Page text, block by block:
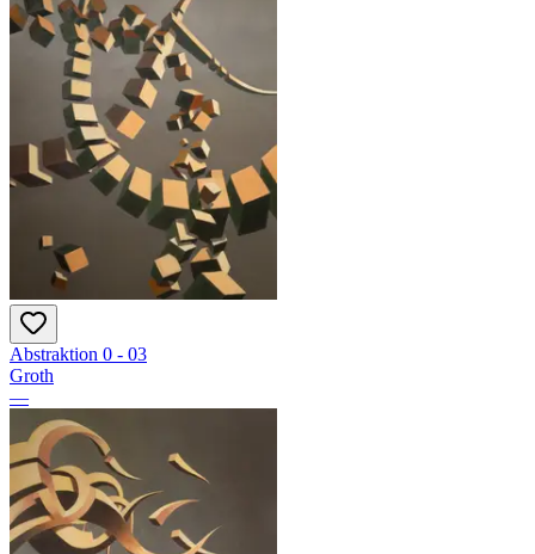
Abstraktion 0 - 03
Groth
—